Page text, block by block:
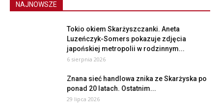
NAJNOWSZE
Tokio okiem Skarżyszczanki. Aneta
Luzeńczyk-Somers pokazuje zdjęcia
japońskiej metropolii w rodzinnym...
6 sierpnia 2026
Znana sieć handlowa znika ze Skarżyska po
ponad 20 latach. Ostatnim...
29 lipca 2026